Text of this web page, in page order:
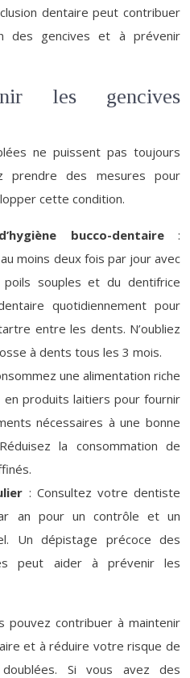
dentaire peut contribuer
des gencives et à prévenir
les gencives
ne puissent pas toujours
prendre des mesures pour
cette condition.
bucco-dentaire :
moins deux fois par jour avec
souples et du dentifrice
quotidiennement pour
entre les dents. N’oubliez
à dents tous les 3 mois.
une alimentation riche
produits laitiers pour fournir
nécessaires à une bonne
la consommation de
: Consultez votre dentiste
an pour un contrôle et un
Un dépistage précoce des
peut aider à prévenir les
pouvez contribuer à maintenir
et à réduire votre risque de
Si vous avez des